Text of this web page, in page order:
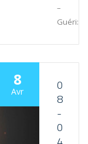
–
8
Avr
0
8
-
0